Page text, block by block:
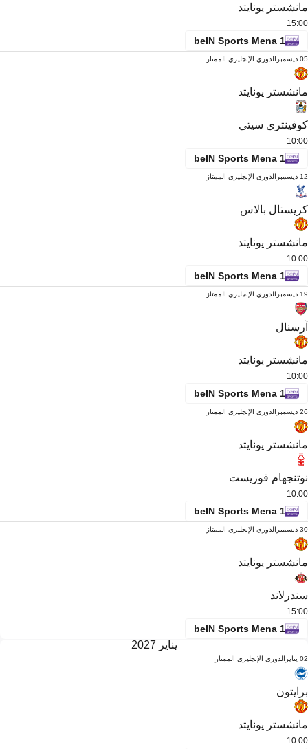
مانشستر يونايتد
15:00
beIN Sports Mena 1
05 ديسمبر الدوري الإنجليزي الممتاز
مانشستر يونايتد
كوفينتري سيتي
10:00
beIN Sports Mena 1
12 ديسمبر الدوري الإنجليزي الممتاز
كريستال بالاس
مانشستر يونايتد
10:00
beIN Sports Mena 1
19 ديسمبر الدوري الإنجليزي الممتاز
آرسنال
مانشستر يونايتد
10:00
beIN Sports Mena 1
26 ديسمبر الدوري الإنجليزي الممتاز
مانشستر يونايتد
نوتنجهام فوريست
10:00
beIN Sports Mena 1
30 ديسمبر الدوري الإنجليزي الممتاز
مانشستر يونايتد
سندرلاند
15:00
beIN Sports Mena 1
يناير 2027
02 يناير الدوري الإنجليزي الممتاز
برايتون
مانشستر يونايتد
10:00